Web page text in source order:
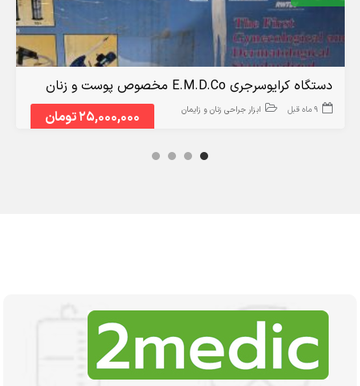
25,000,000 تومان
دستگاه کرایوسرجری E.M.D.Co مخصوص پوست و زنان
9 ماه قبل ابزار جراحی زنان و زایمان